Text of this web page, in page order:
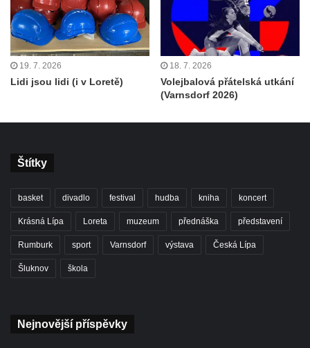
19. 7. 2026
Lidi jsou lidi (i v Loretě)
18. 7. 2026
Volejbalová přátelská utkání
(Varnsdorf 2026)
Štítky
basket divadlo festival hudba kniha koncert
Krásná Lípa Loreta muzeum přednáška představení
Rumburk sport Varnsdorf výstava Česká Lípa
Šluknov škola
Nejnovější příspěvky